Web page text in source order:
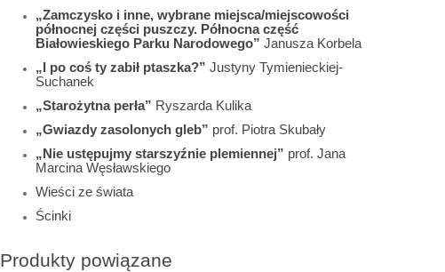
„Zamczysko i inne, wybrane miejsca/miejscowości
północnej części puszczy. Północna część
Białowieskiego Parku Narodowego” Janusza Korbela
„I po coś ty zabił ptaszka?” Justyny Tymienieckiej-
Suchanek
„Starożytna perła” Ryszarda Kulika
„Gwiazdy zasolonych gleb” prof. Piotra Skubały
„Nie ustępujmy starszyźnie plemiennej” prof. Jana
Marcina Węsławskiego
Wieści ze świata
Ścinki
Produkty powiązane